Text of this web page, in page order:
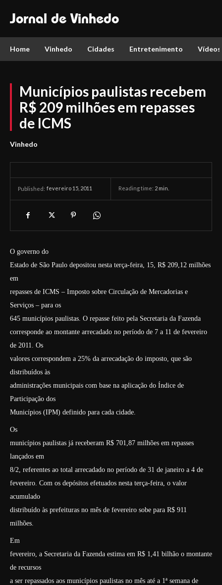
Jornal de Vinhedo
Home Vinhedo Cidades Entretenimento Vídeos
Municípios paulistas recebem
R$ 209 milhões em repasses
de ICMS
Vinhedo
Published: fevereiro 15, 2011 Reading time: 2 min.
O governo do
Estado de São Paulo depositou nesta terça-feira, 15, R$ 209,12 milhões
em
repasses de ICMS – Imposto sobre Circulação de Mercadorias e
Serviços – para os
645 municípios paulistas. O repasse feito pela Secretaria da Fazenda
corresponde ao montante arrecadado no período de 7 a 11 de fevereiro
de 2011. Os
valores correspondem a 25% da arrecadação do imposto, que são
distribuídos às
administrações municipais com base na aplicação do Índice de
Participação dos
Municípios (IPM) definido para cada cidade.
Os
municípios paulistas já receberam R$ 701,87 milhões em repasses
lançados em
8/2, referentes ao total arrecadado no período de 31 de janeiro a 4 de
fevereiro. Com os depósitos efetuados nesta terça-feira, o valor
acumulado
distribuído às prefeituras no mês de fevereiro sobe para R$ 911
milhões.
Em
fevereiro, a Secretaria da Fazenda estima em R$ 1,41 bilhão o montante
de recursos
a ser repassados aos municípios paulistas no mês até a 1ª semana de